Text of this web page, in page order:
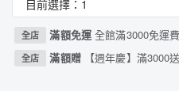
全店 滿額免運全館滿3000免運
全店 滿額贈 【週年慶】滿3000